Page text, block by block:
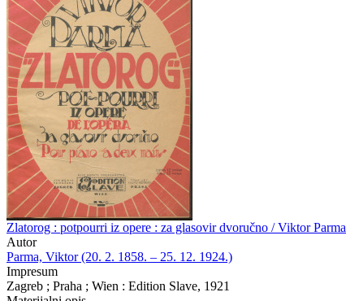
Zlatorog : potpourri iz opere : za glasovir dvoručno / Viktor Parma
Autor
Parma, Viktor (20. 2. 1858. – 25. 12. 1924.)
Impresum
Zagreb ; Praha ; Wien : Edition Slave, 1921